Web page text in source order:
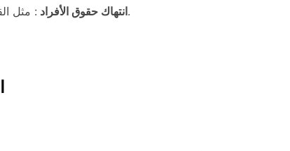
انتهاك حقوق الأفراد: مثل القرارات التي تؤدي إلى حرمان شخص من حقه المشروع.